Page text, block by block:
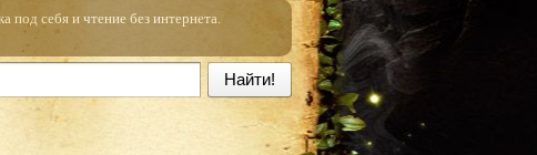
под себя и чтение без интернета.
Найти!